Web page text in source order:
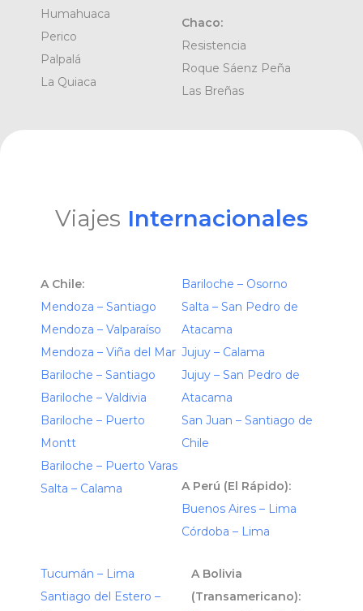
Humahuaca
Perico
Palpalá
La Quiaca
Chaco:
Resistencia
Roque Sáenz Peña
Las Breñas
Viajes Internacionales
A Chile:
Mendoza – Santiago
Mendoza – Valparaíso
Mendoza – Viña del Mar
Bariloche – Santiago
Bariloche – Valdivia
Bariloche – Puerto
Montt
Bariloche – Puerto Varas
Salta – Calama
Bariloche – Osorno
Salta – San Pedro de
Atacama
Jujuy – Calama
Jujuy – San Pedro de
Atacama
San Juan – Santiago de
Chile
A Perú (El Rápido):
Buenos Aires – Lima
Córdoba – Lima
Tucumán – Lima
Santiago del Estero –
A Bolivia
(Transamericano):